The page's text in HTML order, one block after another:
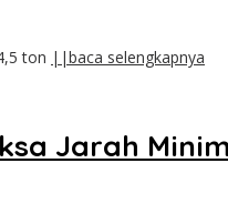
ton ||baca selengkapnya
Jarah